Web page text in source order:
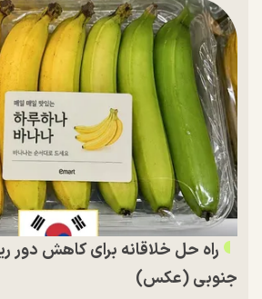
راه حل خلاقانه برای کاهش دور
جنوبی (عکس)